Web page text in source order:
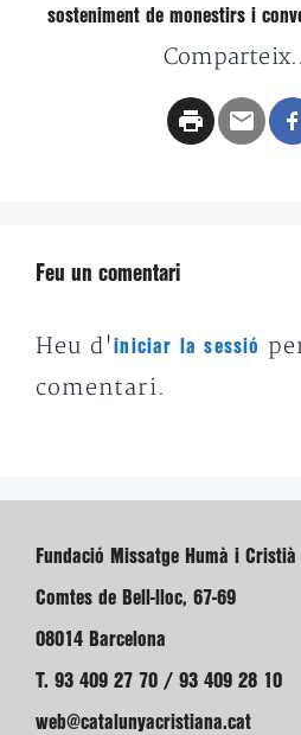
sosteniment de monestirs i
Feu un comentari
Heu d'iniciar la sessió
comentari.
Fundació Missatge Humà i Cristià
Comtes de Bell-lloc, 67-69
08014 Barcelona
T. 93 409 27 70 / 93 409 28 10
web@catalunyacristiana.cat